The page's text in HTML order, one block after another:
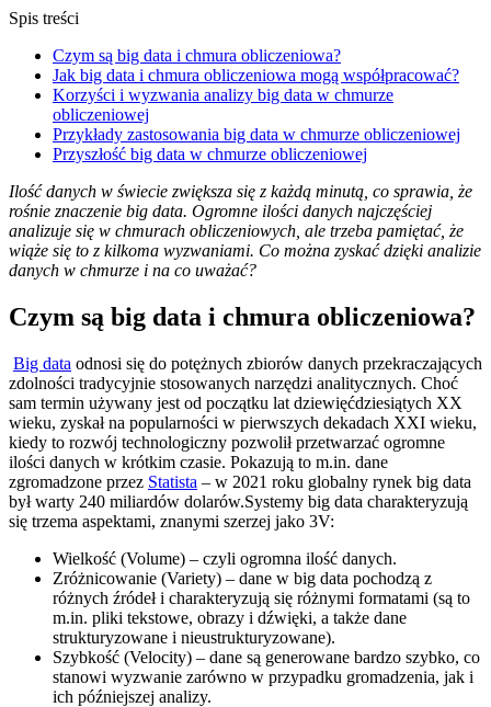
Spis treści
Czym są big data i chmura obliczeniowa?
Jak big data i chmura obliczeniowa mogą współpracować?
Korzyści i wyzwania analizy big data w chmurze
obliczeniowej
Przykłady zastosowania big data w chmurze obliczeniowej
Przyszłość big data w chmurze obliczeniowej
Ilość danych w świecie zwiększa się z każdą minutą, co sprawia, że
rośnie znaczenie big data. Ogromne ilości danych najczęściej
analizuje się w chmurach obliczeniowych, ale trzeba pamiętać, że
wiąże się to z kilkoma wyzwaniami. Co można zyskać dzięki analizie
danych w chmurze i na co uważać?
Czym są big data i chmura obliczeniowa?
Big data odnosi się do potężnych zbiorów danych przekraczających
zdolności tradycyjnie stosowanych narzędzi analitycznych. Choć
sam termin używany jest od początku lat dziewięćdziesiątych XX
wieku, zyskał na popularności w pierwszych dekadach XXI wieku,
kiedy to rozwój technologiczny pozwolił przetwarzać ogromne
ilości danych w krótkim czasie. Pokazują to m.in. dane
zgromadzone przez Statista – w 2021 roku globalny rynek big data
był warty 240 miliardów dolarów.Systemy big data charakteryzują
się trzema aspektami, znanymi szerzej jako 3V:
Wielkość (Volume) – czyli ogromna ilość danych.
Zróżnicowanie (Variety) – dane w big data pochodzą z
różnych źródeł i charakteryzują się różnymi formatami (są to
m.in. pliki tekstowe, obrazy i dźwięki, a także dane
strukturyzowane i nieustrukturyzowane).
Szybkość (Velocity) – dane są generowane bardzo szybko, co
stanowi wyzwanie zarówno w przypadku gromadzenia, jak i
ich późniejszej analizy.